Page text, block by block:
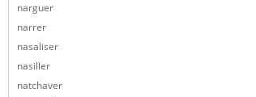
narguer
narrer
nasaliser
nasiller
natchaver